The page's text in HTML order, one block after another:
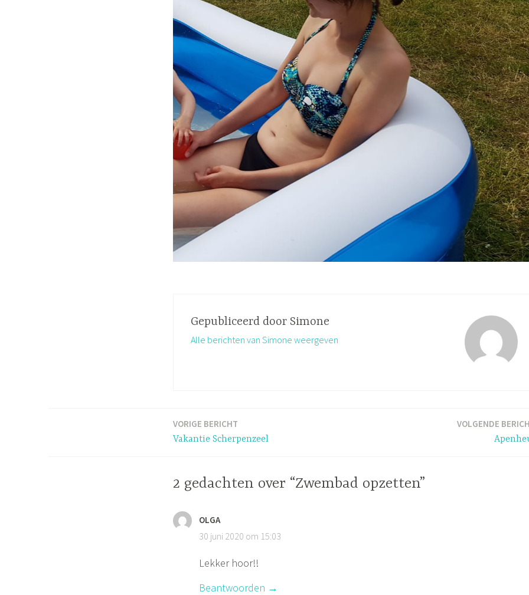
Gepubliceerd door Simone
Alle berichten van Simone weergeven
VORIGE BERICHT
Vakantie Scherpenzeel
VOLGENDE
2 gedachten over “Zwembad opzetten”
OLGA
30 juni 2020 om 15:03
Lekker hoor!!
Beantwoorden